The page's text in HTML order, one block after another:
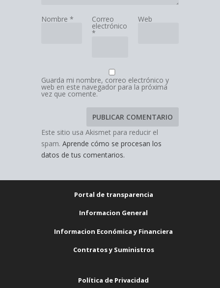
Nombre * Correo
electrónico
*
Web
Guarda mi nombre, correo electrónico y
web en este navegador para la próxima
vez que comente.
Este sitio usa Akismet para reducir el
spam. Aprende cómo se procesan los
datos de tus comentarios.
Portal de transparencia
Informacion General
Informacion Económica y Financiera
Contratos y Suministros
Política de Privacidad